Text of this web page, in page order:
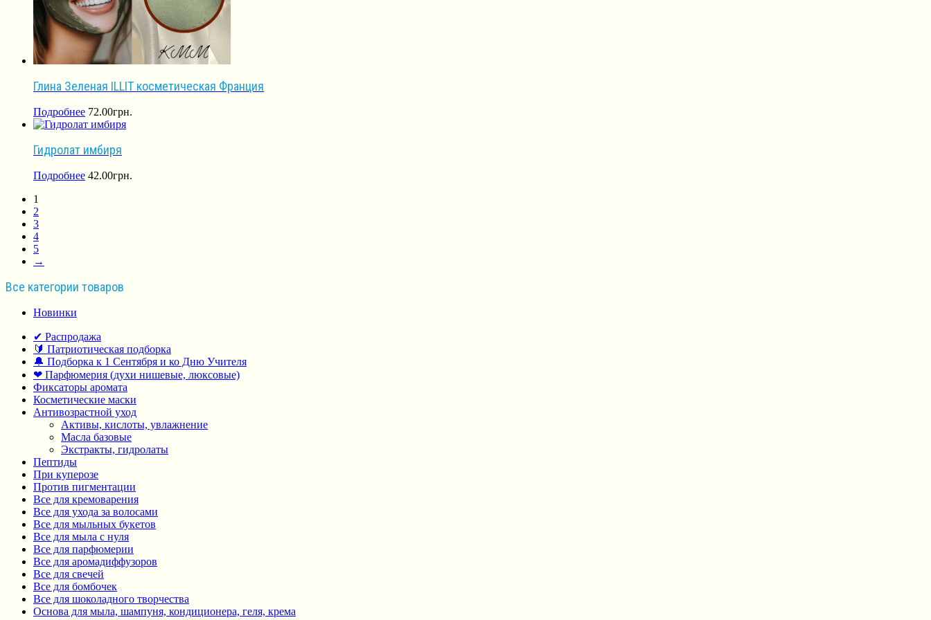
Глина Зеленая ILLIT косметическая Франция
Подробнее 72.00грн.
Гидролат имбиря
Подробнее 42.00грн.
1
2
3
4
5
→
Все категории товаров
Новинки
✔ Распродажа
🔰 Патриотическая подборка
🔔 Подборка к 1 Сентября и ко Дню Учителя
❤ Парфюмерия (духи нишевые, люксовые)
Фиксаторы аромата
Косметические маски
Антивозрастной уход
Активы, кислоты, увлажнение
Масла базовые
Экстракты, гидролаты
Пептиды
При куперозе
Против пигментации
Все для кремоварения
Все для ухода за волосами
Все для мыльных букетов
Все для мыла с нуля
Все для парфюмерии
Все для аромадиффузоров
Все для свечей
Все для бомбочек
Все для шоколадного творчества
Основа для мыла, шампуня, кондиционера, геля, крема